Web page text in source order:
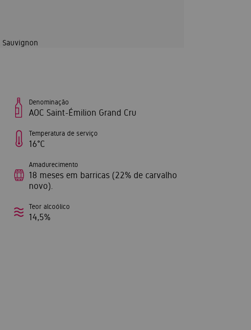
Sauvignon
Denominação
AOC Saint-Émilion Grand Cru
Temperatura de serviço
16°C
Amadurecimento
18 meses em barricas (22% de carvalho
novo).
Teor alcoólico
14,5%